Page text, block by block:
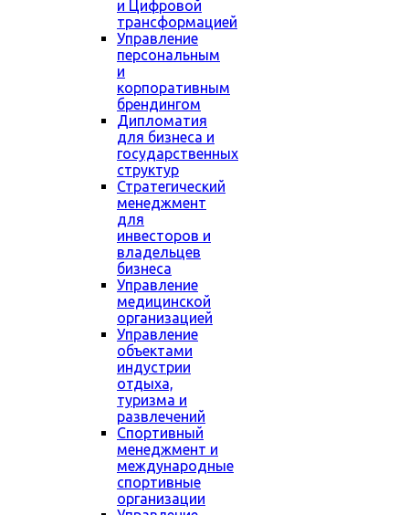
и Цифровой
трансформацией
Управление
персональным
и
корпоративным
брендингом
Дипломатия
для бизнеса и
государственных
структур
Стратегический
менеджмент
для
инвесторов и
владельцев
бизнеса
Управление
медицинской
организацией
Управление
объектами
индустрии
отдыха,
туризма и
развлечений
Спортивный
менеджмент и
международные
спортивные
организации